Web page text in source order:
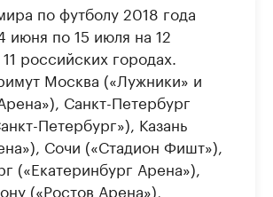
по футболу 2018 года
июня по 15 июля на 12
российских городах.
Москва («Лужники» и
Санкт-Петербург
Петербург»), Казань
Сочи («Стадион Фишт»),
(«Екатеринбург Арена»),
(«Ростов Арена»),